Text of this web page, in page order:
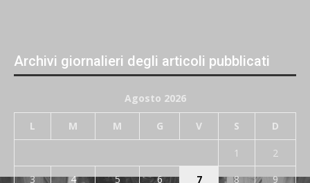
Archivi giornalieri degli articoli pubblicati
Agosto 2026
L M M G V S D
1
2
3
4 5 6 7 8 9